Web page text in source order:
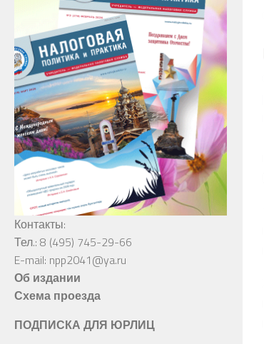
Контакты:
Тел.: 8 (495) 745-29-66
E-mail: npp2041@ya.ru
Об издании
Схема проезда
ПОДПИСКА ДЛЯ ЮРЛИЦ